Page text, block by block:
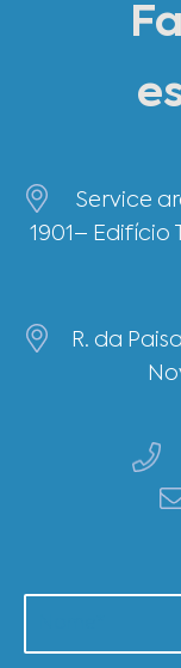
Service
1901– Edifício
R. da